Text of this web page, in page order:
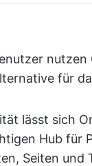
nutzen
für
lässt sich
Hub für
Seiten und